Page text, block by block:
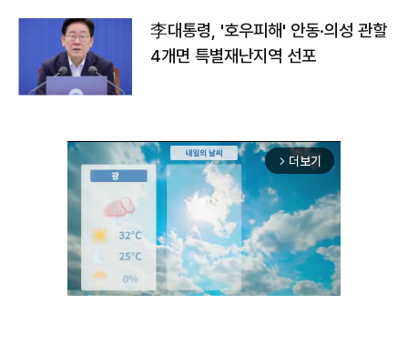
李대통령, '호우피해' 안동·의성 관할
4개면 특별재난지역 선포
arrow_forward_ios 더보기